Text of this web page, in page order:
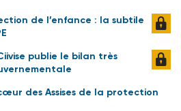
de l’enfance : la subtile
publie le bilan très
des Assises de la protection